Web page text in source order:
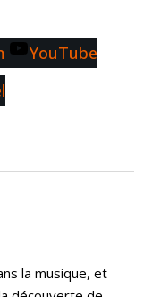
YouTube
la musique, et